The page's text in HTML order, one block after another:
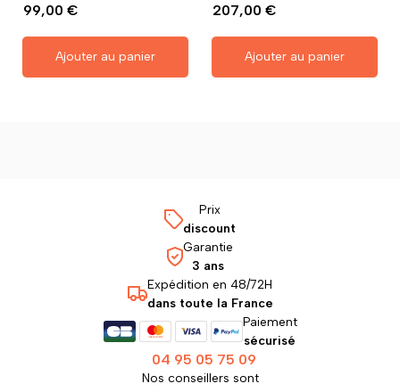
99,00 €
Ajouter au panier
207,00 €
Ajouter au panier
Prix
discount
Garantie
3 ans
Expédition en 48/72H
dans toute la France
Paiement
sécurisé
04 95 05 75 09
Nos conseillers sont